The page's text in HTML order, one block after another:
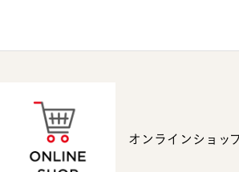
オンラインショッ